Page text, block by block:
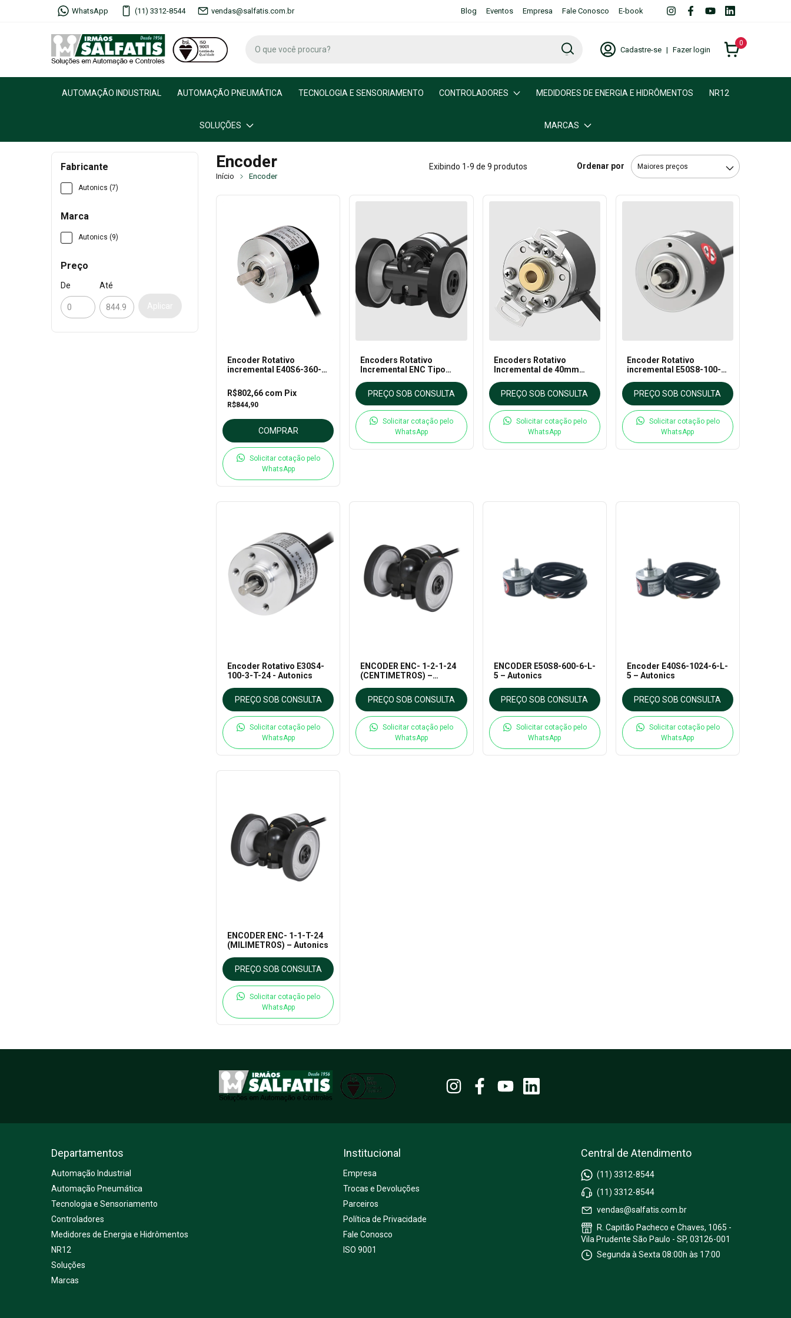
WhatsApp (11) 3312-8544 vendas@salfatis.com.br Blog Eventos Empresa Fale Conosco E-book
Cadastre-se | Fazer login
0
AUTOMAÇÃO INDUSTRIAL AUTOMAÇÃO PNEUMÁTICA TECNOLOGIA E SENSORIAMENTO CONTROLADORES MEDIDORES DE ENERGIA E HIDRÔMENTOS NR12
SOLUÇÕES MARCAS
Fabricante
Autonics (7)
Marca
Autonics (9)
Preço
De Até
Aplicar
Encoder
Início Encoder
Exibindo 1-9 de 9 produtos Ordenar por
Encoder Rotativo
incremental E40S6-360-
R$844,90
R$802,66 com Pix
COMPRAR
Solicitar cotação pelo
WhatsApp
Encoders Rotativo
Incremental ENC Tipo
PREÇO SOB CONSULTA
Solicitar cotação pelo
WhatsApp
Encoders Rotativo
Incremental de 40mm
PREÇO SOB CONSULTA
Solicitar cotação pelo
WhatsApp
Encoder Rotativo
incremental E50S8-100-
PREÇO SOB CONSULTA
Solicitar cotação pelo
WhatsApp
Encoder Rotativo E30S4-
100-3-T-24 - Autonics
PREÇO SOB CONSULTA
Solicitar cotação pelo
WhatsApp
ENCODER ENC- 1-2-1-24
(CENTIMETROS) –
PREÇO SOB CONSULTA
Solicitar cotação pelo
WhatsApp
ENCODER E50S8-600-6-L-
5 – Autonics
PREÇO SOB CONSULTA
Solicitar cotação pelo
WhatsApp
Encoder E40S6-1024-6-L-
5 – Autonics
PREÇO SOB CONSULTA
Solicitar cotação pelo
WhatsApp
ENCODER ENC- 1-1-T-24
(MILIMETROS) – Autonics
PREÇO SOB CONSULTA
Solicitar cotação pelo
WhatsApp
Departamentos
Automação Industrial
Automação Pneumática
Tecnologia e Sensoriamento
Controladores
Medidores de Energia e Hidrômentos
NR12
Soluções
Marcas
Institucional
Empresa
Trocas e Devoluções
Parceiros
Política de Privacidade
Fale Conosco
ISO 9001
Central de Atendimento
(11) 3312-8544
(11) 3312-8544
vendas@salfatis.com.br
R. Capitão Pacheco e Chaves, 1065 -
Vila Prudente São Paulo - SP, 03126-001
Segunda à Sexta 08:00h às 17:00